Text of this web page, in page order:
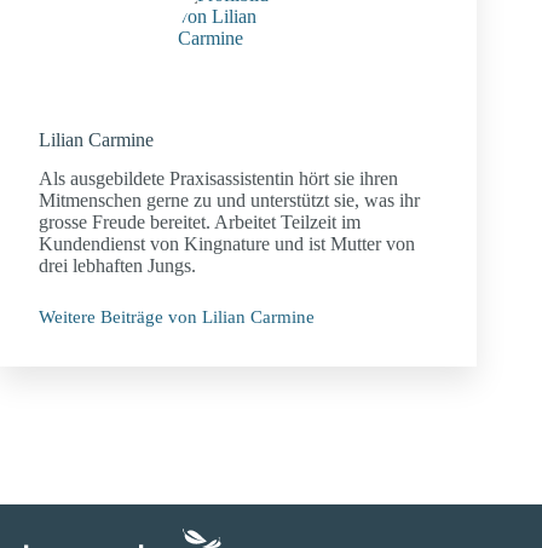
Lilian Carmine
Als ausgebildete Praxisassistentin hört sie ihren
Mitmenschen gerne zu und unterstützt sie, was ihr
grosse Freude bereitet. Arbeitet Teilzeit im
Kundendienst von Kingnature und ist Mutter von
drei lebhaften Jungs.
Weitere Beiträge von Lilian Carmine